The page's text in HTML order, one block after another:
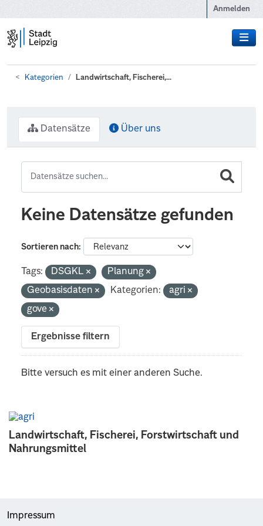
Anmelden
Kategorien Landwirtschaft, Fischerei,...
Landwirtschaft, Fischerei, Forstwirtschaft und
Nahrungsmittel
Datensätze Über uns
Keine Datensätze gefunden
Sortieren nach
Tags: DSGKL
Planung
Geobasisdaten
Kategorien:
agri
gove
Ergebnisse filtern
Bitte versuch es mit einer anderen Suche.
Impressum